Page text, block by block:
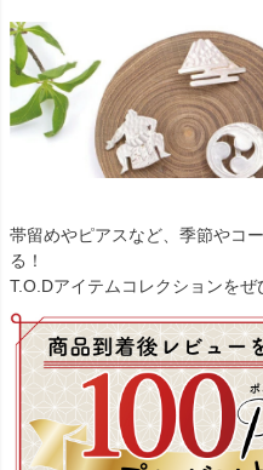
帯留めやピアスなど、季節やコ
る！
T.O.Dアイテムコレクションをぜ